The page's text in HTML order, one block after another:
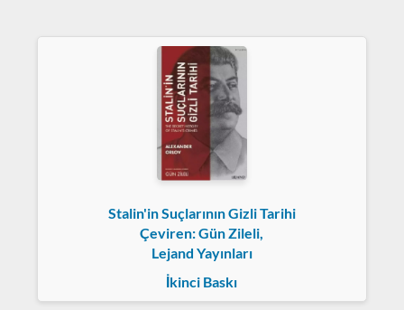
Stalin'in Suçlarının Gizli Tarihi
Çeviren: Gün Zileli,
Lejand Yayınları
İkinci Baskı